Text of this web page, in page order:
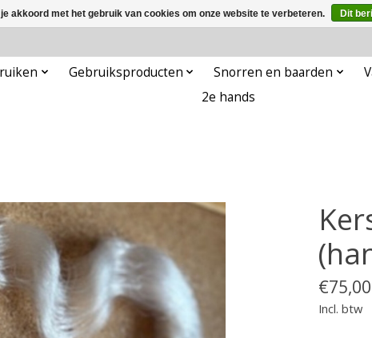
Gebruiksproducten Snorren en baarden
2e hands
€75,00
Incl. btw
akkoord met het gebruik van cookies om onze website te verbeteren. Dit